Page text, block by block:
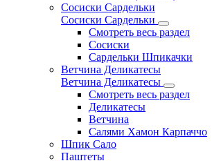
Сосиски Сардельки
Сосиски Сардельки
Смотреть весь раздел
Сосиски
Сардельки Шпикачки
Ветчина Деликатесы
Ветчина Деликатесы
Смотреть весь раздел
Деликатесы
Ветчина
Салями Хамон Карпаччо
Шпик Сало
Паштеты